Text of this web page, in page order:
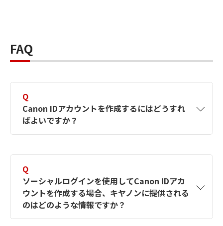
FAQ
Q
Canon IDアカウントを作成するにはどうすれ
ばよいですか？
す。詳しい作成方法は【カメラ】Canon IDとは
何ですか？Canon IDの作成方法は？をご確認く
ださい。
Q
ソーシャルログインを使用してCanon IDアカ
ウントを作成する場合、キヤノンに提供される
のはどのような情報ですか？